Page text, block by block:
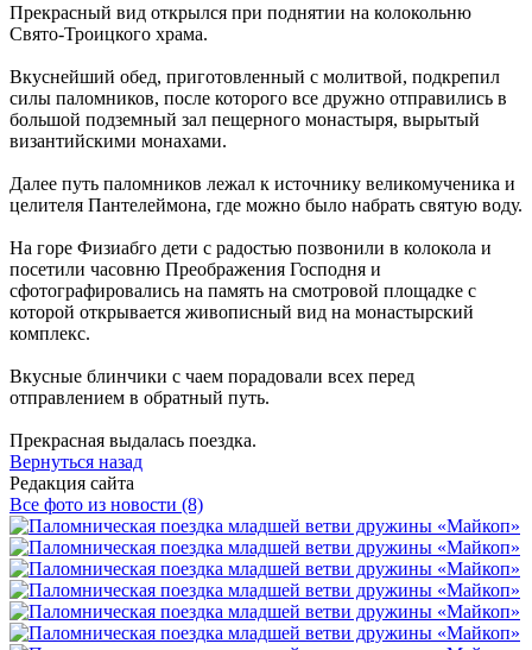
Прекрасный вид открылся при поднятии на колокольню
Свято-Троицкого храма.
Вкуснейший обед, приготовленный с молитвой, подкрепил
силы паломников, после которого все дружно отправились в
большой подземный зал пещерного монастыря, вырытый
византийскими монахами.
Далее путь паломников лежал к источнику великомученика и
целителя Пантелеймона, где можно было набрать святую воду.
На горе Физиабго дети с радостью позвонили в колокола и
посетили часовню Преображения Господня и
сфотографировались на память на смотровой площадке с
которой открывается живописный вид на монастырский
комплекс.
Вкусные блинчики с чаем порадовали всех перед
отправлением в обратный путь.
Прекрасная выдалась поездка.
Вернуться назад
Редакция сайта
Все фото из новости (8)